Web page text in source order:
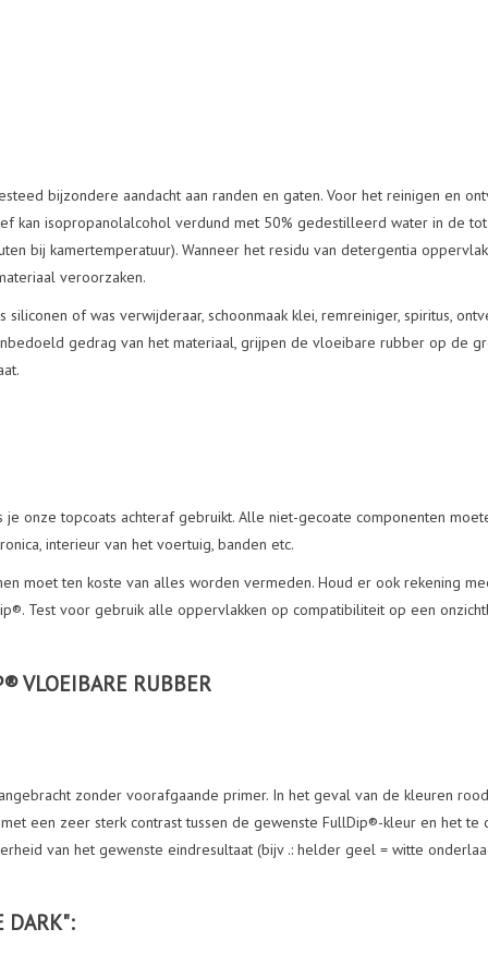
bijzondere aandacht aan randen en gaten. Voor het reinigen en
kan isopropanolalcohol verdund met 50% gedestilleerd water in de
bij kamertemperatuur). Wanneer het residu van detergentia
veroorzaken.
of was verwijderaar, schoonmaak klei, remreiniger, spiritus,
gedrag van het materiaal, grijpen de vloeibare rubber op de
onze topcoats achteraf gebruikt. Alle niet-gecoate componenten
interieur van het voertuig, banden etc.
moet ten koste van alles worden vermeden. Houd er ook rekening
Test voor gebruik alle oppervlakken op compatibiliteit op een
VLOEIBARE RUBBER
zonder voorafgaande primer. In het geval van de kleuren
een zeer sterk contrast tussen de gewenste FullDip®-kleur en het
van het gewenste eindresultaat (bijv .: helder geel = witte
DARK":